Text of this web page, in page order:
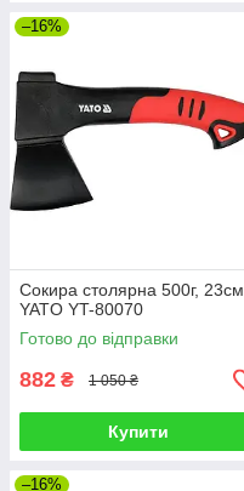
–16%
Сокира столярна 500г, 23см
YATO YT-80070
Готово до відправки
882 ₴ 1 050 ₴
Купити
–16%